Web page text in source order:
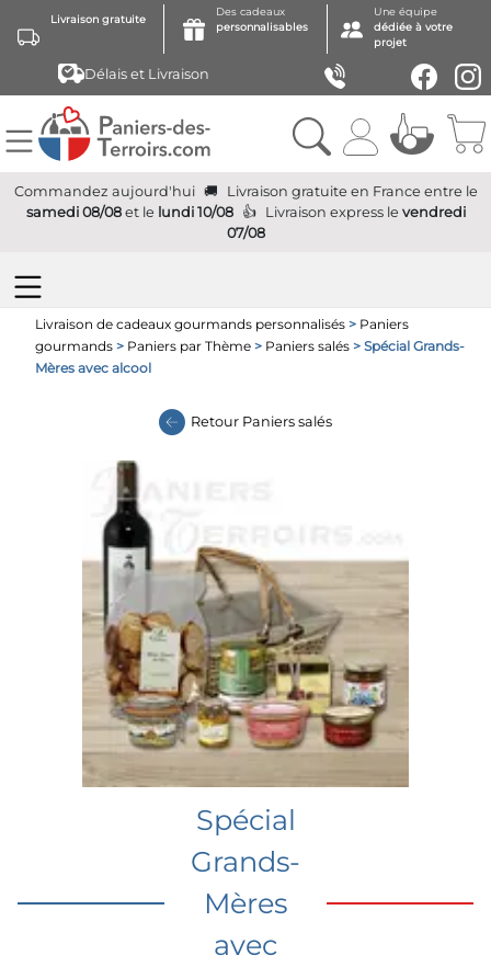
Livraison gratuite
Des cadeaux
personnalisables
Une équipe
dédiée à votre
projet
Délais et Livraison
Commandez aujourd'hui Livraison gratuite en France entre le
samedi 08/08et le lundi 10/08 Livraison expressle vendredi
07/08
Livraison de cadeaux gourmands personnalisés > Paniers
gourmands > Paniers par Thème > Paniers salés > Spécial Grands-
Mères avec alcool
Retour Paniers salés
Spécial
Grands-
Mères
avec